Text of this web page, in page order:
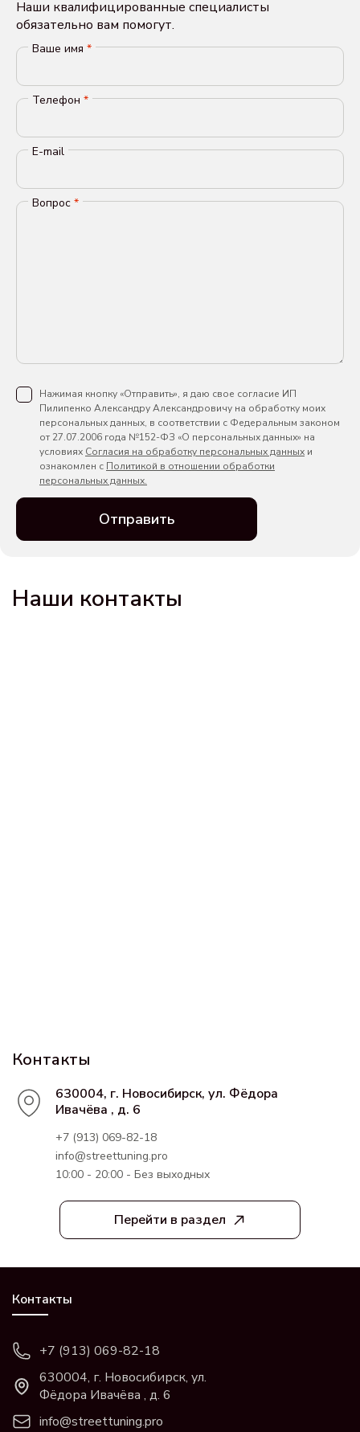
Наши квалифицированные специалисты
обязательно вам помогут.
Ваше имя *
Телефон *
E-mail
Вопрос *
Нажимая кнопку «Отправить», я даю свое согласие ИП
Пилипенко Александру Александровичу на обработку моих
персональных данных, в соответствии с Федеральным законом
от 27.07.2006 года №152-ФЗ «О персональных данных» на
условиях Согласия на обработку персональных данных и
ознакомлен с Политикой в отношении обработки
персональных данных.
Отправить
Наши контакты
Перейти в раздел
Контакты
630004, г. Новосибирск, ул. Фёдора
Ивачёва , д. 6
+7 (913) 069-82-18
info@streettuning.pro
10:00 - 20:00 - Без выходных
Контакты
+7 (913) 069-82-18
630004, г. Новосибирск, ул.
Фёдора Ивачёва , д. 6
info@streettuning.pro